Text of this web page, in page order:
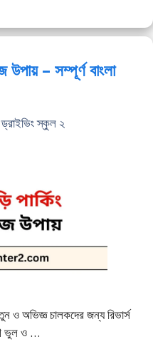
উপায় – সম্পূর্ণ বাংলা
স্কুল ২
ও অভিজ্ঞ চালকদের জন্য রিভার্স
ভুল ও …